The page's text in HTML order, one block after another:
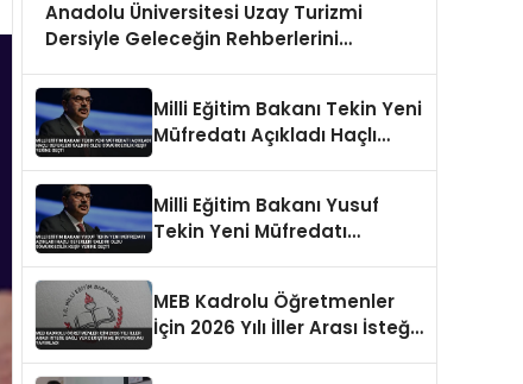
Anadolu Üniversitesi Uzay Turizmi
Dersiyle Geleceğin Rehberlerini
Milli Eğitim Bakanı Tekin Yeni
Müfredatı Açıkladı Haçlı
Geçti
Milli Eğitim Bakanı Yusuf
Tekin Yeni Müfredatı
Keşif Yerine Geçti
MEB Kadrolu Öğretmenler
İçin 2026 Yılı İller Arası İsteğe